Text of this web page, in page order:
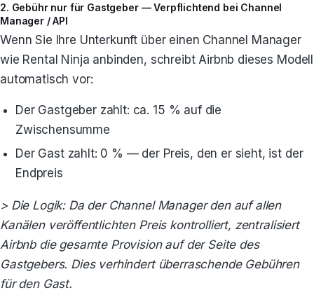
2. Gebühr nur für Gastgeber — Verpflichtend bei Channel
Manager / API
Wenn Sie Ihre Unterkunft über einen Channel Manager
wie Rental Ninja anbinden, schreibt Airbnb dieses Modell
automatisch vor:
Der Gastgeber zahlt: ca. 15 % auf die
Zwischensumme
Der Gast zahlt: 0 % — der Preis, den er sieht, ist der
Endpreis
> Die Logik: Da der Channel Manager den auf allen
Kanälen veröffentlichten Preis kontrolliert, zentralisiert
Airbnb die gesamte Provision auf der Seite des
Gastgebers. Dies verhindert überraschende Gebühren
für den Gast.